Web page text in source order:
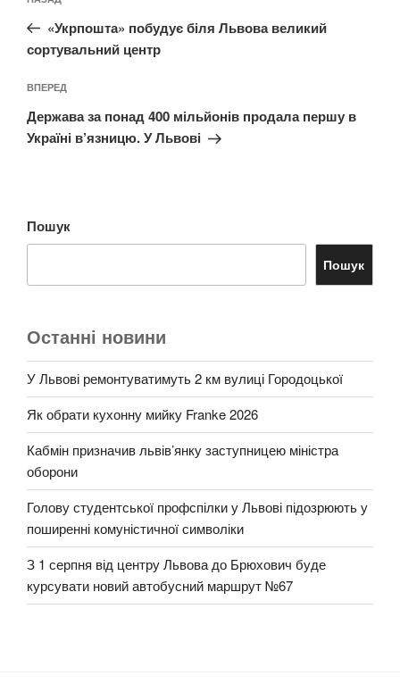
записів
запис:«Укрпошта» побудує біля Львова великий
сортувальний центр
Наступний
запис
ВПЕРЕД
Держава за понад 400 мільйонів продала першу в
Україні в’язницю. У Львові
Пошук
Пошук
Останні новини
У Львові ремонтуватимуть 2 км вулиці Городоцької
Як обрати кухонну мийку Franke 2026
Кабмін призначив львів’янку заступницею міністра
оборони
Голову студентської профспілки у Львові підозрюють у
поширенні комуністичної символіки
З 1 серпня від центру Львова до Брюхович буде
курсувати новий автобусний маршрут №67